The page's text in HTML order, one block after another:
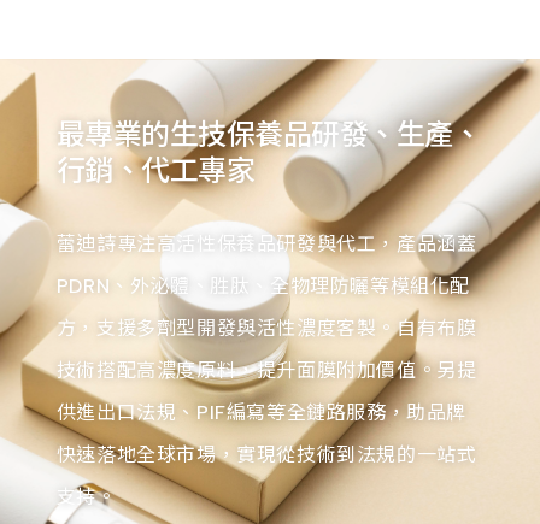
最專業的生技保養品研發、生產、
行銷、代工專家
蕾迪詩專注高活性保養品研發與代工，產品涵蓋
PDRN、外泌體、胜肽、全物理防曬等模組化配
方，支援多劑型開發與活性濃度客製。自有布膜
技術搭配高濃度原料，提升面膜附加價值。另提
供進出口法規、PIF編寫等全鏈路服務，助品牌
快速落地全球市場，實現從技術到法規的一站式
支持。